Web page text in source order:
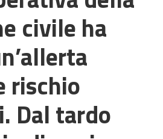
civile ha
rischio
Dal tardo